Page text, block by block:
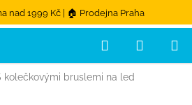
nad 1999 Kč | 🏠 Prodejna Praha
Hledat
kolečkovými bruslemi na led